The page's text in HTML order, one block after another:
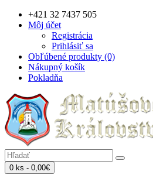
+421 32 7437 505
Môj účet
Registrácia
Prihlásiť sa
Obľúbené produkty (0)
Nákupný košík
Pokladňa
0 ks - 0,00€